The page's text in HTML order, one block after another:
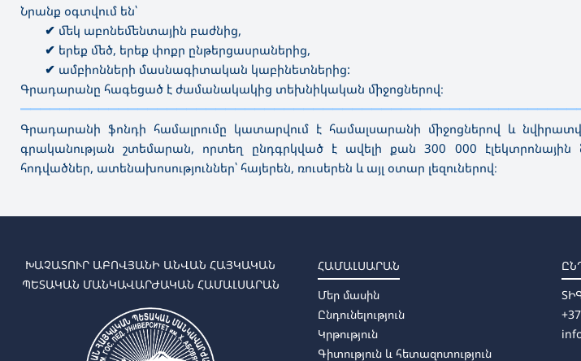
Նրանք օգտվում են՝
✔ մեկ աբոնեմենտային բաժնից,
✔ երեք մեծ, երեք փոքր ընթերցասրաներից,
✔ ամբիոնների մասնագիտական կաբինետներից:
Գրադարանը հագեցած է ժամանակակից տեխնիկական միջոցներով։
Գրադարանի ֆոնդի համալրումը կատարվում է համալսարանի միջոցներով և
գրականության շտեմարան, որտեղ ընդգրկված է ավելի քան 300 000 էլեկտրոնային
հոդվածներ, ատենախոսություններ՝ հայերեն, ռուսերեն և այլ օտար լեզուներով։
ԽԱՉԱՏՈՒՐ ԱԲՈՎՅԱՆԻ ԱՆՎԱՆ ՀԱՅԿԱԿԱՆ
ՊԵՏԱԿԱՆ ՄԱՆԿԱՎԱՐԺԱԿԱՆ ՀԱՄԱԼՍԱՐԱՆ
ՀԱՄԱԼՍԱՐԱՆ
Մեր մասին
Ընդունելություն
Կրթություն
Գիտություն և հետազոտություն